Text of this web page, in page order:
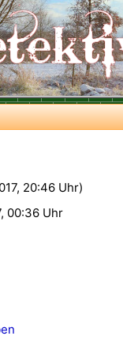
20:46 Uhr)
00:36 Uhr